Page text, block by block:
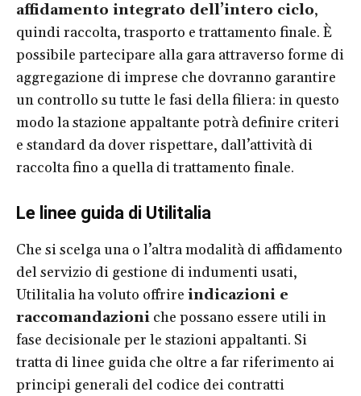
affidamento integrato dell’intero ciclo,
quindi raccolta, trasporto e trattamento finale. È
possibile partecipare alla gara attraverso forme di
aggregazione di imprese che dovranno garantire
un controllo su tutte le fasi della filiera: in questo
modo la stazione appaltante potrà definire criteri
e standard da dover rispettare, dall’attività di
raccolta fino a quella di trattamento finale.
Le linee guida di Utilitalia
Che si scelga una o l’altra modalità di affidamento
del servizio di gestione di indumenti usati,
Utilitalia ha voluto offrire indicazioni e
raccomandazioni che possano essere utili in
fase decisionale per le stazioni appaltanti. Si
tratta di linee guida che oltre a far riferimento ai
principi generali del codice dei contratti